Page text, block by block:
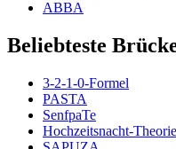
ABBA
Beliebteste
3-2-1-0-Formel
PASTA
SenfpaTe
Hochzeitsnacht-Theorie